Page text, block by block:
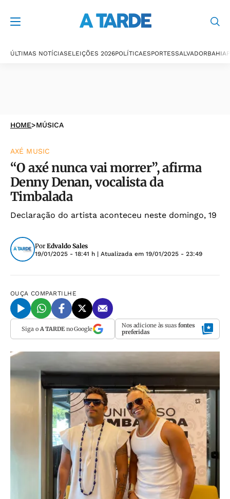
ÚLTIMAS NOTÍCIASELEIÇÕES 2026POLÍTICAESPORTESSALVADORBAHIA
HOME>MÚSICA
AXÉ MUSIC
“O axé nunca vai morrer”, afirma
Denny Denan, vocalista da
Timbalada
Declaração do artista aconteceu neste domingo, 19
Por Edvaldo Sales
19/01/2025 - 18:41 h | Atualizada em 19/01/2025 - 23:49
OUÇA COMPARTILHE
Siga o A TARDEno Google Nos adicione às suas fontes
preferidas